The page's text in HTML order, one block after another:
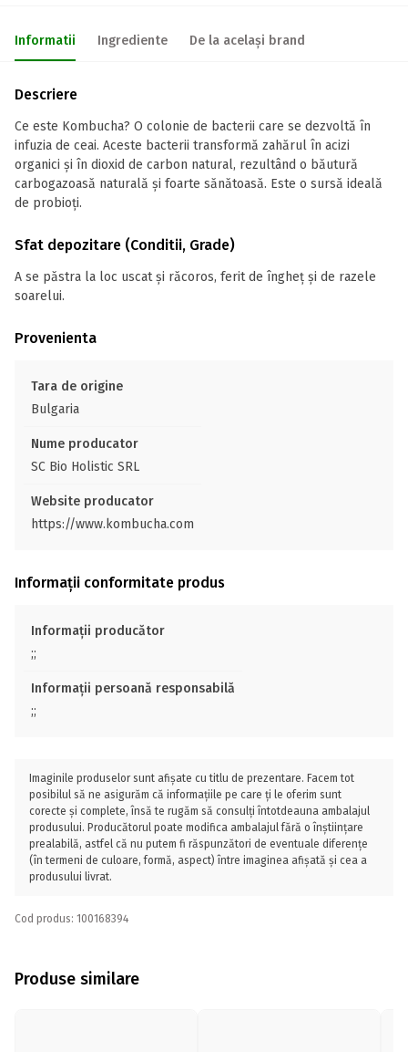
Informatii Ingrediente De la același brand
Descriere
Ce este Kombucha? O colonie de bacterii care se dezvoltă în
infuzia de ceai. Aceste bacterii transformă zahărul în acizi
organici și în dioxid de carbon natural, rezultând o băutură
carbogazoasă naturală și foarte sănătoasă. Este o sursă ideală
de probioți.
Sfat depozitare (Conditii, Grade)
A se păstra la loc uscat și răcoros, ferit de îngheț și de razele
soarelui.
Provenienta
Tara de origine
Bulgaria
Nume producator
SC Bio Holistic SRL
Website producator
https://www.kombucha.com
Informații conformitate produs
Informații producător
;;
Informații persoană responsabilă
;;
Imaginile produselor sunt afișate cu titlu de prezentare. Facem tot
posibilul să ne asigurăm că informațiile pe care ți le oferim sunt
corecte și complete, însă te rugăm să consulți întotdeauna ambalajul
produsului. Producătorul poate modifica ambalajul fără o înștiințare
prealabilă, astfel că nu putem fi răspunzători de eventuale diferențe
(în termeni de culoare, formă, aspect) între imaginea afișată și cea a
produsului livrat.
Cod produs: 100168394
Produse similare